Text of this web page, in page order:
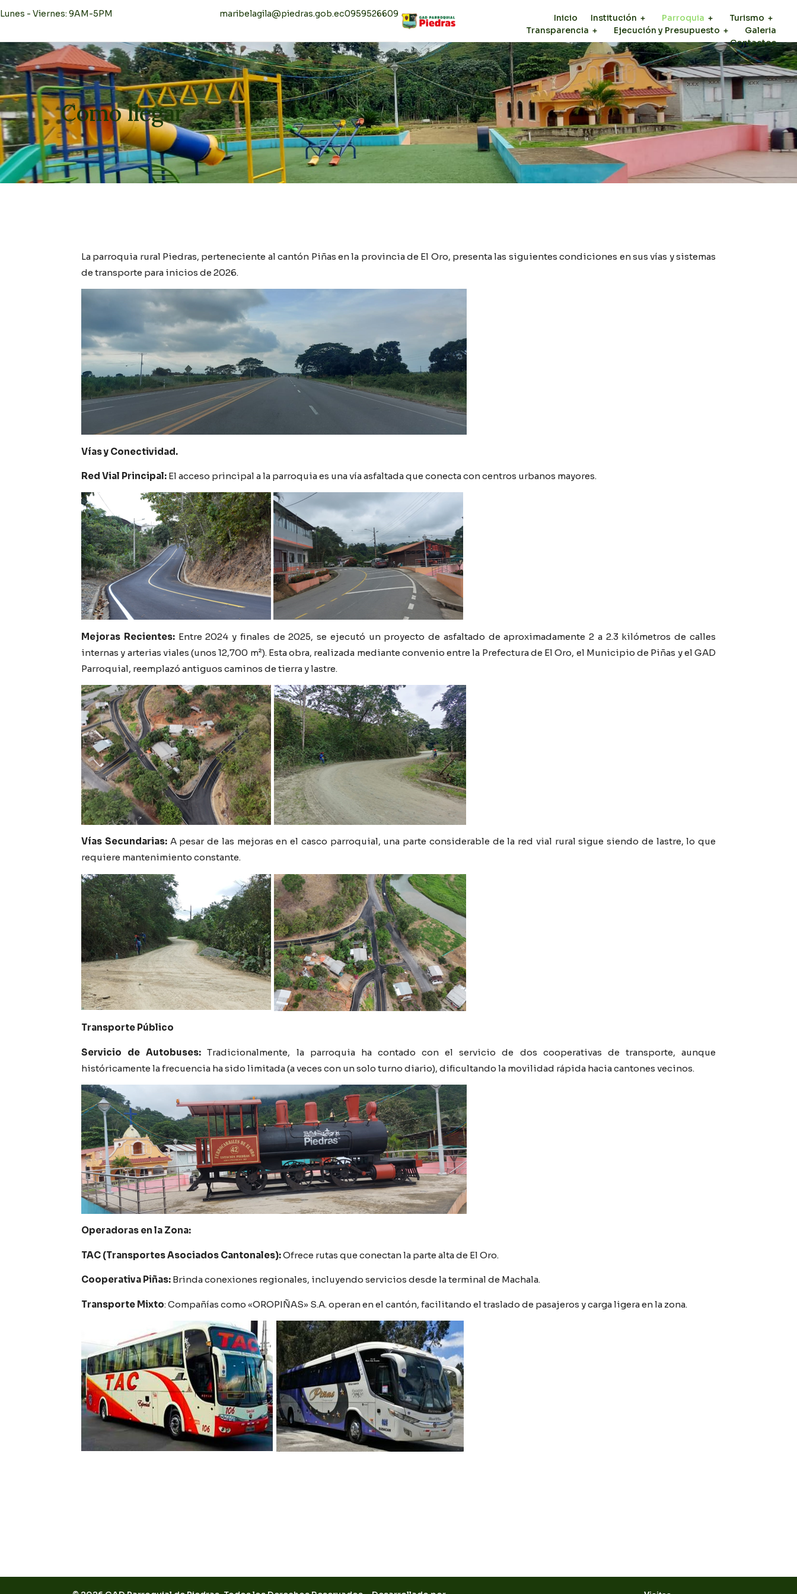
Lunes - Viernes: 9AM-5PM maribelagila@piedras.gob.ec0959526609 Inicio Institución Parroquia
Turismo
Transparencia
Ejecución y Presupuesto
Galeria
Contactos
Como llegar
La parroquia rural Piedras, perteneciente al cantón Piñas en la provincia de El Oro, presenta las siguientes condiciones en sus vías y sistemas
de transporte para inicios de 2026.
Vías y Conectividad.
Red Vial Principal: El acceso principal a la parroquia es una vía asfaltada que conecta con centros urbanos mayores.
Mejoras Recientes:Entre 2024 y finales de 2025, se ejecutó un proyecto de asfaltado de aproximadamente 2 a 2.3 kilómetros de calles
internas y arterias viales (unos 12,700 m²). Esta obra, realizada mediante convenio entre la Prefectura de El Oro, el Municipio de Piñas y el GAD
Parroquial, reemplazó antiguos caminos de tierra y lastre.
Vías Secundarias:A pesar de las mejoras en el casco parroquial, una parte considerable de la red vial rural sigue siendo de lastre, lo que
requiere mantenimiento constante.
Transporte Público
Servicio de Autobuses: Tradicionalmente, la parroquia ha contado con el servicio de dos cooperativas de transporte, aunque
históricamente la frecuencia ha sido limitada (a veces con un solo turno diario), dificultando la movilidad rápida hacia cantones vecinos.
Operadoras en la Zona:
TAC (Transportes Asociados Cantonales):Ofrece rutas que conectan la parte alta de El Oro.
Cooperativa Piñas: Brinda conexiones regionales, incluyendo servicios desde la terminal de Machala.
Transporte Mixto: Compañías como «OROPIÑAS» S.A. operan en el cantón, facilitando el traslado de pasajeros y carga ligera en la zona.